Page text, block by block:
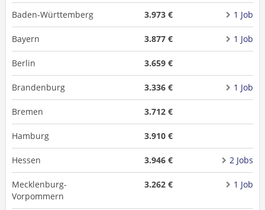
Baden-Württemberg 3.973 € 1 Job
Bayern 3.877 € 1 Job
Berlin 3.659 €
Brandenburg 3.336 € 1 Job
Bremen 3.712 €
Hamburg 3.910 €
Hessen 3.946 € 2 Jobs
Mecklenburg-
Vorpommern
3.262 € 1 Job